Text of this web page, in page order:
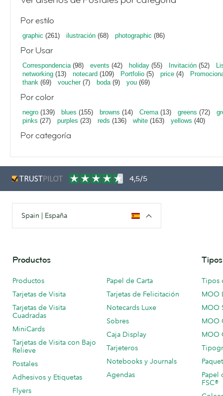
Por estilo
graphic (261) ilustración (68) photographic (86)
Por Usar
Correspondencia(98) events (42) holiday (55) Invitación (52)
networking (13) notecard (109) Portfolio (5) price (4)
thank (69) voucher(7) boda(9) you (69)
Por color
negro (139) blues (155) browns (14) Crema(13) greens (72)
pinks (27) purples (23) reds (136) white (163) yellows (40)
Por categoría
4,5/5
Spain | España
Productos
Productos
Tarjetas de Visita
Tarjetas de Visita
Cuadradas
MiniCards
Tarjetas de Visita con Bajo
Relieve
Postales
Adhesivos y Etiquetas
Flyers
Papel de Carta
Tarjetas de Felicitación
Notecards Luxe
Sobres
Caja Display
Tarjeteros
Notebooks y Journals
Agendas
Tipos
MOO
MOO
MOO
MOO
Papel
FSC®